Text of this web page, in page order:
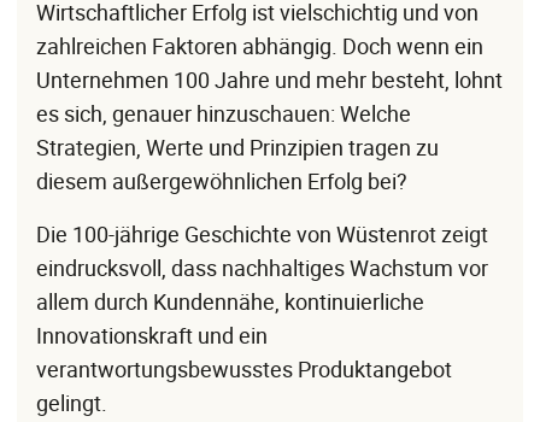
Wirtschaftlicher Erfolg ist vielschichtig und von
zahlreichen Faktoren abhängig. Doch wenn ein
Unternehmen 100 Jahre und mehr besteht, lohnt
es sich, genauer hinzuschauen: Welche
Strategien, Werte und Prinzipien tragen zu
diesem außergewöhnlichen Erfolg bei?
Die 100-jährige Geschichte von Wüstenrot zeigt
eindrucksvoll, dass nachhaltiges Wachstum vor
allem durch Kundennähe, kontinuierliche
Innovationskraft und ein
verantwortungsbewusstes Produktangebot
gelingt.